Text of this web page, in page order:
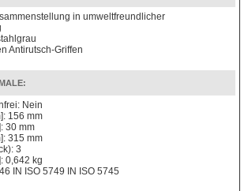
in umweltfreundlicher
Antirutsch-Griffen
Nein
156 mm
30 mm
315 mm
3
0,642 kg
IN ISO 5749 IN ISO 5745